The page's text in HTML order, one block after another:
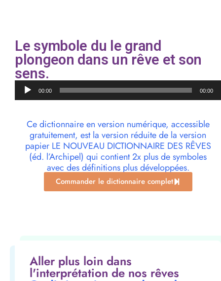
Le symbole du le grand
plongeon dans un rêve et son
sens.
Lecteur
audio00:00 00:00
Ce dictionnaire en version numérique, accessible
gratuitement, est la version réduite de la version
papier LE NOUVEAU DICTIONNAIRE DES RÊVES
(éd. l’Archipel) qui contient 2x plus de symboles
avec des définitions plus développées.
Commander le dictionnaire complet
Aller plus loin dans
l'interprétation de nos rêves